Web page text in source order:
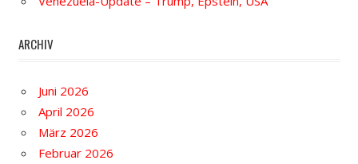
ARCHIV
Juni 2026
April 2026
März 2026
Februar 2026